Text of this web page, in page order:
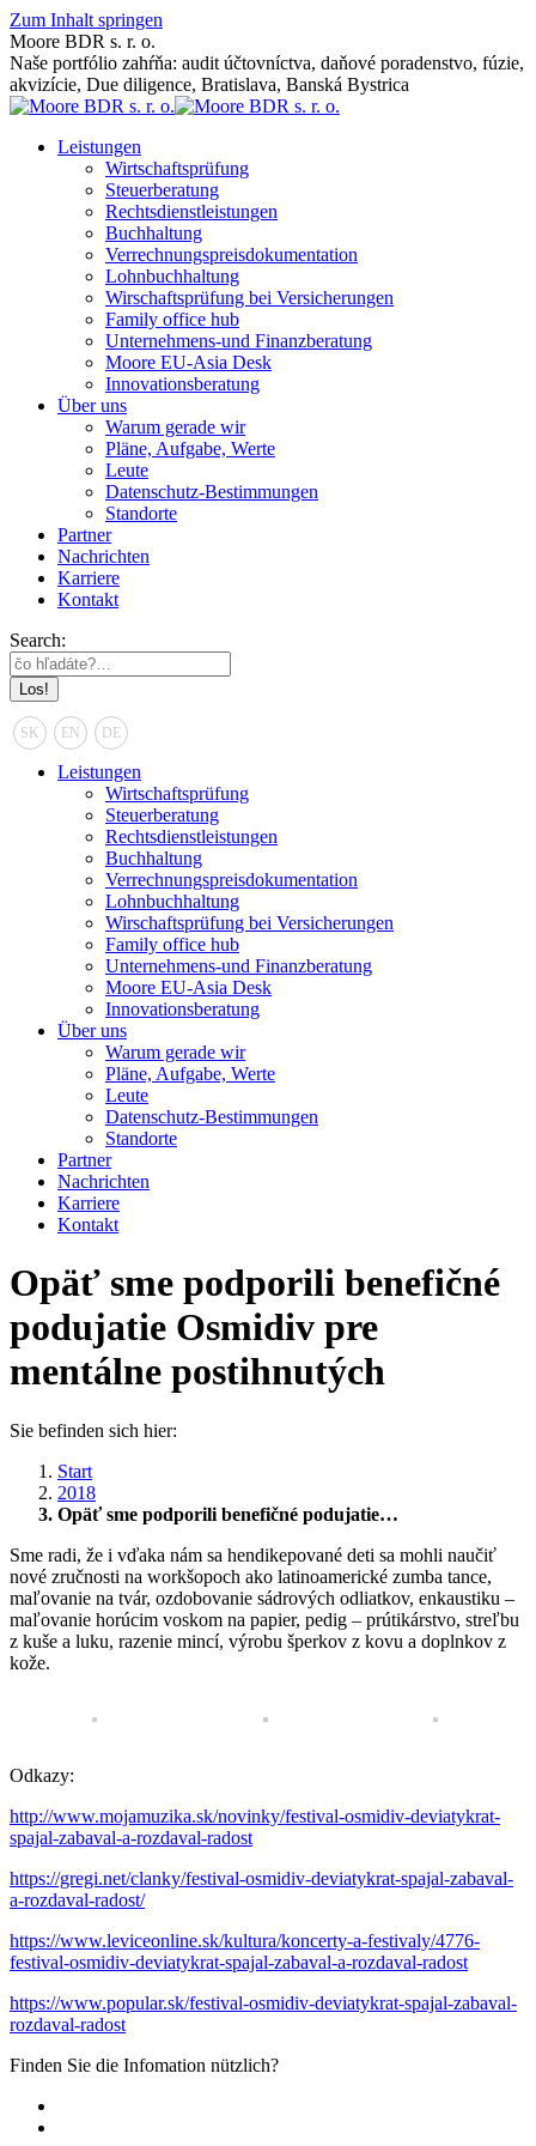
Zum Inhalt springen
Moore BDR s. r. o.
Naše portfólio zahŕňa: audit účtovníctva, daňové poradenstvo, fúzie,
akvizície, Due diligence, Bratislava, Banská Bystrica
Leistungen
Wirtschaftsprüfung
Steuerberatung
Rechtsdienstleistungen
Buchhaltung
Verrechnungspreisdokumentation
Lohnbuchhaltung
Wirschaftsprüfung bei Versicherungen
Family office hub
Unternehmens-und Finanzberatung
Moore EU-Asia Desk
Innovationsberatung
Über uns
Warum gerade wir
Pläne, Aufgabe, Werte
Leute
Datenschutz-Bestimmungen
Standorte
Partner
Nachrichten
Karriere
Kontakt
Search:
SK EN DE
Leistungen
Wirtschaftsprüfung
Steuerberatung
Rechtsdienstleistungen
Buchhaltung
Verrechnungspreisdokumentation
Lohnbuchhaltung
Wirschaftsprüfung bei Versicherungen
Family office hub
Unternehmens-und Finanzberatung
Moore EU-Asia Desk
Innovationsberatung
Über uns
Warum gerade wir
Pläne, Aufgabe, Werte
Leute
Datenschutz-Bestimmungen
Standorte
Partner
Nachrichten
Karriere
Kontakt
Opäť sme podporili benefičné
podujatie Osmidiv pre
mentálne postihnutých
Sie befinden sich hier:
Start
2018
Opäť sme podporili benefičné podujatie…
Sme radi, že i vďaka nám sa hendikepované deti sa mohli naučiť
nové zručnosti na workšopoch ako latinoamerické zumba tance,
maľovanie na tvár, ozdobovanie sádrových odliatkov, enkaustiku –
maľovanie horúcim voskom na papier, pedig – prútikárstvo, streľbu
z kuše a luku, razenie mincí, výrobu šperkov z kovu a doplnkov z
kože.
Odkazy:
http://www.mojamuzika.sk/novinky/festival-osmidiv-deviatykrat-
spajal-zabaval-a-rozdaval-radost
https://gregi.net/clanky/festival-osmidiv-deviatykrat-spajal-zabaval-
a-rozdaval-radost/
https://www.leviceonline.sk/kultura/koncerty-a-festivaly/4776-
festival-osmidiv-deviatykrat-spajal-zabaval-a-rozdaval-radost
https://www.popular.sk/festival-osmidiv-deviatykrat-spajal-zabaval-
rozdaval-radost
Finden Sie die Infomation nützlich?